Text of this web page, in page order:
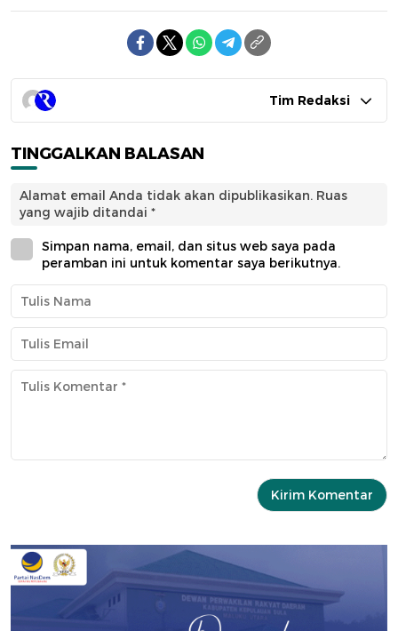
Tim Redaksi
TINGGALKAN BALASAN
Alamat email Anda tidak akan dipublikasikan. Ruas
yang wajib ditandai *
Simpan nama, email, dan situs web saya pada
peramban ini untuk komentar saya berikutnya.